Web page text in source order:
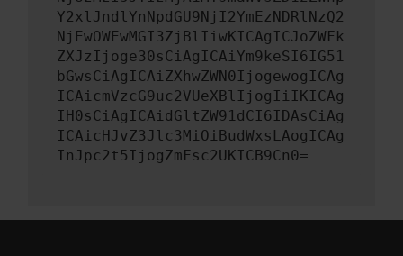
Y2xlJndlYnNpdGU9NjI2YmEzNDRlNzQ2
NjEwOWEwMGI3ZjBlIiwKICAgICJoZWFk
ZXJzIjoge30sCiAgICAiYm9keSI6IG51
bGwsCiAgICAiZXhwZWN0IjogewogICAg
ICAicmVzcG9uc2VUeXBlIjogIiIKICAg
IH0sCiAgICAidGltZW91dCI6IDAsCiAg
ICAicHJvZ3Jlc3MiOiBudWxsLAogICAg
InJpc2t5IjogZmFsc2UKICB9Cn0=